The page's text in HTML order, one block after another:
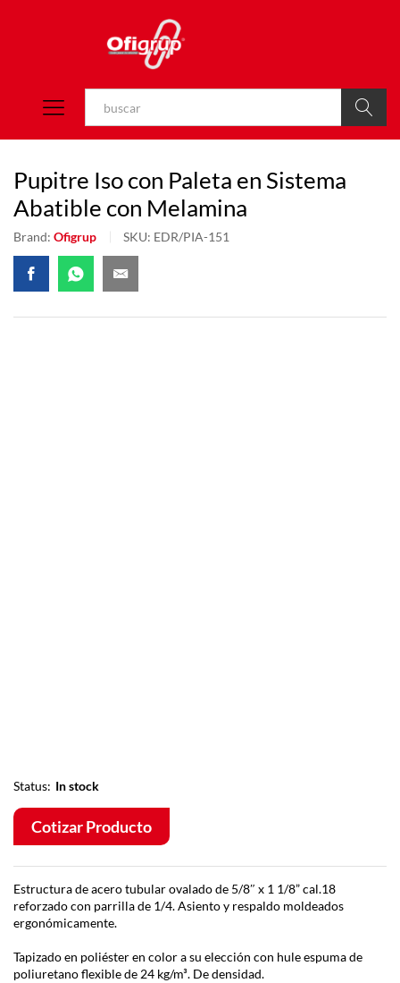
Buscar
Pupitre Iso con Paleta en Sistema
Abatible con Melamina
Brand: Ofigrup SKU: EDR/PIA-151
Status: In stock
Cotizar Producto
Estructura de acero tubular ovalado de 5/8″ x 1 1/8” cal.18
reforzado con parrilla de 1/4. Asiento y respaldo moldeados
ergonómicamente.
Tapizado en poliéster en color a su elección con hule espuma de
poliuretano flexible de 24 kg/m³. De densidad.